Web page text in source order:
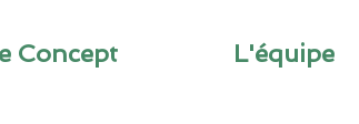
Concept L'équipe